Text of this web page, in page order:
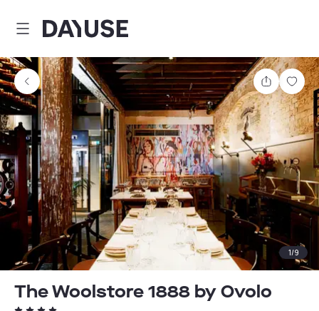
Dayuse
1/9
The Woolstore 1888 by Ovolo